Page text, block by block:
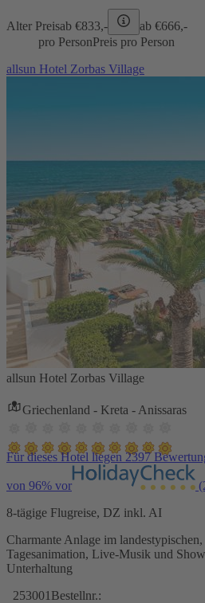
Alter Preisab €833,- ab €666,-
pro PersonPreis pro Person
allsun Hotel Zorbas Village
allsun Hotel Zorbas Village
Griechenland - Kreta - Anissaras
Für dieses Hotel liegen 2397
von 96% vor
8-tägige Flugreise, DZ inkl. AI
Charmante Anlage im
Tagesanimation, Live-Musik und
Unterhaltung
253001 Bestellnr.: